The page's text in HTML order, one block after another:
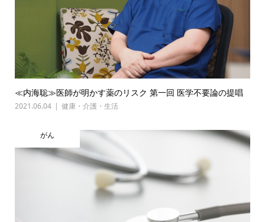
≪内海聡≫医師が明かす薬のリスク 第一回 医学不要論の提唱
2021.06.04 健康・介護・生活
がん